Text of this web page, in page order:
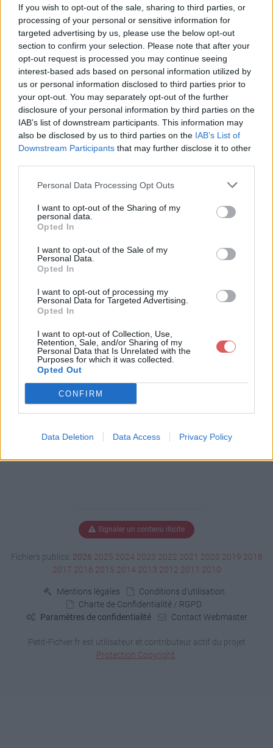
If you wish to opt-out of the sale, sharing to third parties, or
processing of your personal or sensitive information for
targeted advertising by us, please use the below opt-out
section to confirm your selection. Please note that after your
opt-out request is processed you may continue seeing
interest-based ads based on personal information utilized by
us or personal information disclosed to third parties prior to
your opt-out. You may separately opt-out of the further
disclosure of your personal information by third parties on the
IAB’s list of downstream participants. This information may
also be disclosed by us to third parties on the IAB’s List of
Downstream Participants that may further disclose it to other
Personal Data Processing Opt Outs
I want to opt-out of the Sharing of my
personal data.
Opted In
I want to opt-out of the Sale of my
Personal Data.
Opted In
I want to opt-out of processing my
Personal Data for Targeted Advertising.
Opted In
I want to opt-out of Collection, Use,
Retention, Sale, and/or Sharing of my
Personal Data that Is Unrelated with the
Purposes for which it was collected.
Opted Out
CONFIRM
Data Deletion Data Access Privacy Policy
Aperçu du fichier
Partager le fichier
20130225_182221.wav sur le
Web et les réseaux sociaux:
Télécharger le fichier 20130225_
182221.wav
Télécharger 20130225_182221.wav
Télécharger le fichier (2.3 Mo)
Signaler un contenu illicite
Fichiers publics: 2026 2025 2024 2023 2022 2021 2020 2019 2018
2017 2016 2015 2014 2013 2012 2011 2010
Mentions légales
Conditions d'utilisation
Charte de Confidentialité / RGPD
Paramètres de confidentialité
Contact Webmaster
Petit-Fichier.fr est utilisateur et contributeur actif du projet
Protection Copyright